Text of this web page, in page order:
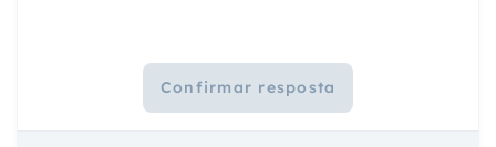
Confirmar resposta